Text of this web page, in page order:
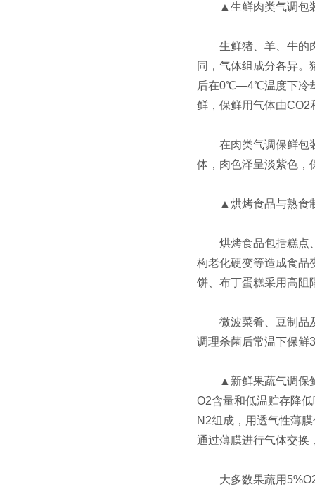
▲生鲜肉类气调包
生鲜猪、羊、牛的肉
同，气体组成分各异
后在0℃—4℃温度下冷却
鲜，保鲜用气体由
在肉类气调保鲜包装
体，肉色泽呈淡紫色，
▲烘烤食品与熟食制
烘烤食品包括糕点、
构老化硬变等造成食品
饼、布丁蛋糕采用高
微波菜肴、豆制品
调理杀菌后常温下保
▲新鲜果蔬气调保鲜
O2含量和低温贮存降
N2组成，用透气性薄
通过薄膜进行气体交换
大多数果蔬用5%O2